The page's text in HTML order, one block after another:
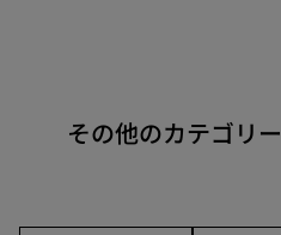
その他のカテゴリー